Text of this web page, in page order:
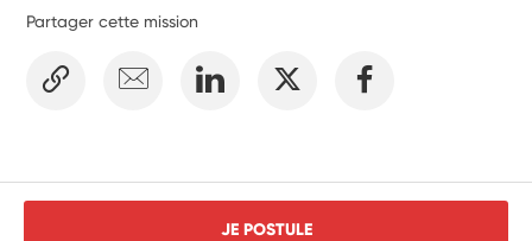
Partager cette mission
JE POSTULE